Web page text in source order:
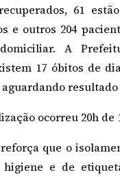
61
e outros 204
A
17 óbitos de
resultado
ocorreu 20h de
que o
e de